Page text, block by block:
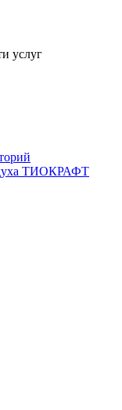
услуг
ТИОКРАФТ